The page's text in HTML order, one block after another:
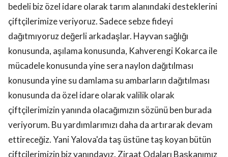
bedeli biz özel idare olarak tarım alanındaki desteklerini
çiftçilerimize veriyoruz. Sadece sebze fideyi
dağıtmıyoruz değerli arkadaşlar. Hayvan sağlığı
konusunda, aşılama konusunda, Kahverengi Kokarca ile
mücadele konusunda yine sera naylon dağıtılması
konusunda yine su damlama su ambarların dağıtılması
konusunda da özel idare olarak valilik olarak
çiftçilerimizin yanında olacağımızın sözünü ben burada
veriyorum. Bu yardımlarımızı daha da artırarak devam
ettireceğiz. Yani Yalova'da taş üstüne taş koyan bütün
çiftçilerimizin biz yanındayız. Ziraat Odaları Başkanımız